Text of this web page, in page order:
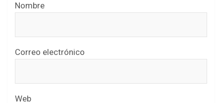
Nombre
Correo electrónico
Web